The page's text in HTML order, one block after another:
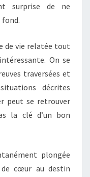
surprise de ne
fond.
de vie relatée tout
On se
traversées et
décrites
peut se retrouver
la clé d’un bon
plongée
de cœur au destin